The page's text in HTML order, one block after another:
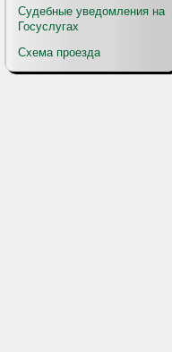
Судебные уведомления на
Госуслугах
Схема проезда